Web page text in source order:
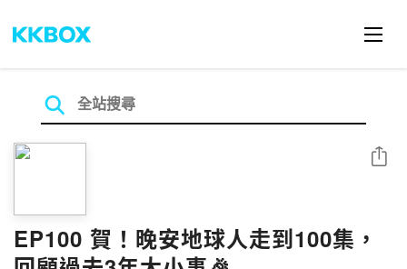
EP100 賀！晚安地球人走到100集，
分享